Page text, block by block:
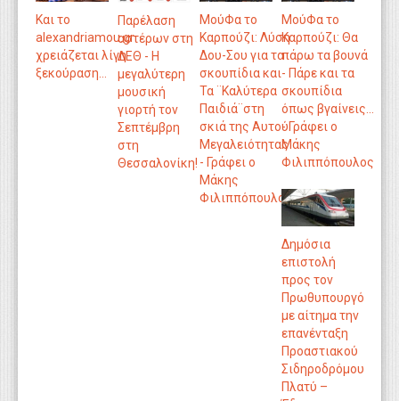
Και το
alexandriamou.gr
χρειάζεται λίγη
ξεκούραση…
Παρέλαση
αστέρων στη
ΔΕΘ - Η
μεγαλύτερη
μουσική
γιορτή τον
Σεπτέμβρη
στη
Θεσσαλονίκη!
ΜούΦα το
Καρπούζι: Λύση
Δου-Σου για τα
σκουπίδια και
Τα ¨Καλύτερα
Παιδιά¨στη
σκιά της Αυτού
Μεγαλειότητας
- Γράφει ο
Μάκης
Φιλιππόπουλος
ΜούΦα το
Καρπούζι: Θα
πάρω τα βουνά
- Πάρε και τα
σκουπίδια
όπως βγαίνεις...
- Γράφει ο
Μάκης
Φιλιππόπουλος
Δημόσια
επιστολή
προς τον
Πρωθυπουργό
με αίτημα την
επανένταξη
Προαστιακού
Σιδηροδρόμου
Πλατύ –